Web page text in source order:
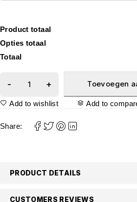
Product totaal
Opties totaal
Totaal
Toevoegen
Add to wishlist Add to
Share:
PRODUCT DETAILS
CUSTOMERS REVIEWS